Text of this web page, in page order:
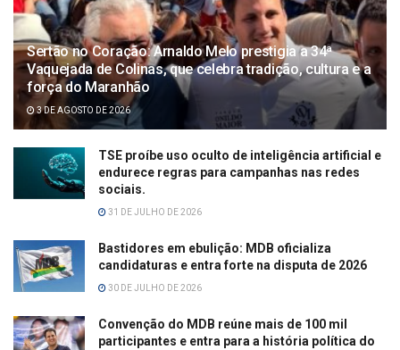
Sertão no Coração: Arnaldo Melo prestigia a 34ª
Vaquejada de Colinas, que celebra tradição, cultura e a
força do Maranhão
3 DE AGOSTO DE 2026
TSE proíbe uso oculto de inteligência artificial e
endurece regras para campanhas nas redes
sociais.
31 DE JULHO DE 2026
Bastidores em ebulição: MDB oficializa
candidaturas e entra forte na disputa de 2026
30 DE JULHO DE 2026
Convenção do MDB reúne mais de 100 mil
participantes e entra para a história política do